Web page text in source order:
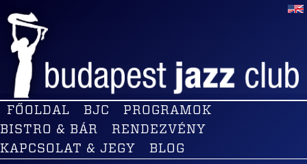
FŐOLDAL BJC
PROGRAMOK
BISTRO & BÁR
RENDEZVÉNY
KAPCSOLAT & JEGY
BLOG